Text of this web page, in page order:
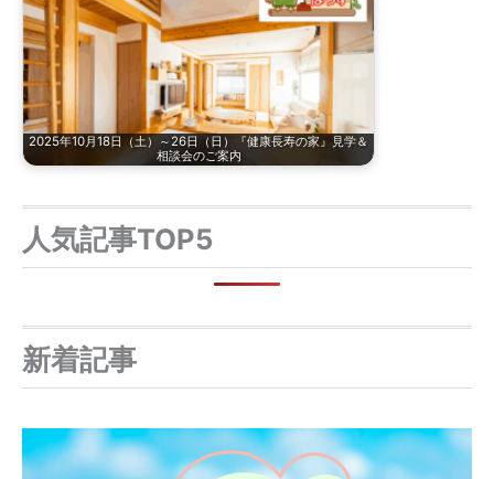
2025年10月18日（土）～26日（日）『健康長寿の家』見学＆
相談会のご案内
人気記事TOP5
新着記事